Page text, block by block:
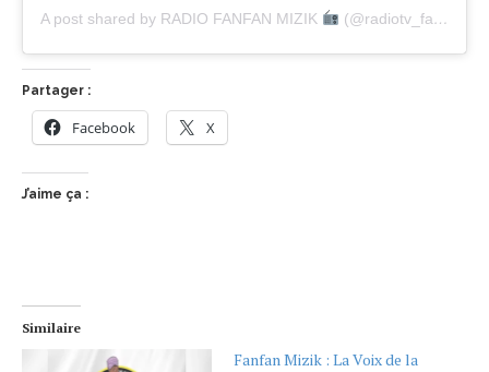
A post shared by RADIO FANFAN MIZIK (@radiotv_fanfanmizik)
Partager :
Facebook X
J’aime ça :
Similaire
Fanfan Mizik : La Voix de la